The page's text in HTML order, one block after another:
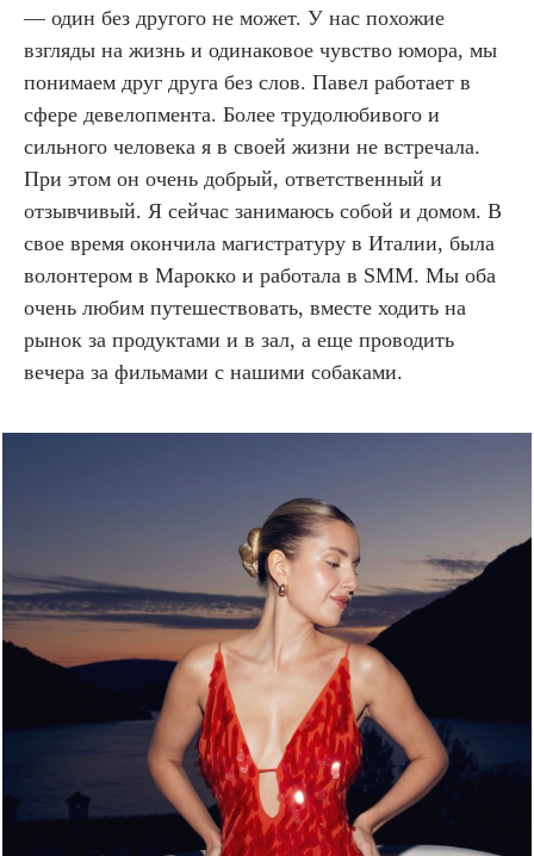
— один без другого не может. У нас похожие
взгляды на жизнь и одинаковое чувство юмора, мы
понимаем друг друга без слов. Павел работает в
сфере девелопмента. Более трудолюбивого и
сильного человека я в своей жизни не встречала.
При этом он очень добрый, ответственный и
отзывчивый. Я сейчас занимаюсь собой и домом. В
свое время окончила магистратуру в Италии, была
волонтером в Марокко и работала в SMM. Мы оба
очень любим путешествовать, вместе ходить на
рынок за продуктами и в зал, а еще проводить
вечера за фильмами с нашими собаками.